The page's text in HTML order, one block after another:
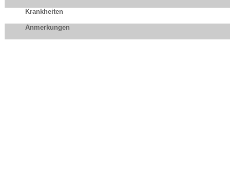
Krankheiten
Anmerkungen